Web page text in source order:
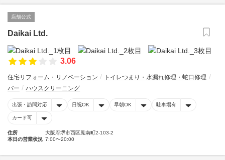
店舗公式
Daikai Ltd.
3.06
住宅リフォーム・リノベーション
トイレつまり・水漏れ修理・蛇口修理
バー
ハウスクリーニング
出張・訪問対応 日祝OK 早朝OK 駐車場有
カード可
住所
大阪府堺市西区鳳南町2-103-2
本日の営業状況 7:00〜20:00